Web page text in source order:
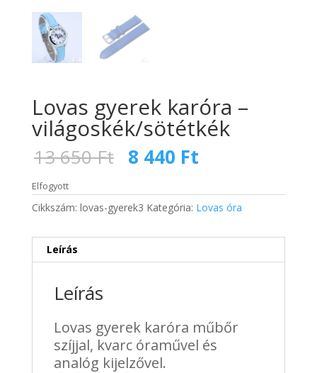
Lovas gyerek karóra –
világoskék/sötétkék
13 650Ft Original
price
was:
13
650 Ft.
8 440 Ft
is:
8
Elfogyott
Cikkszám: lovas-gyerek3 Kategória: Lovas óra
Leírás
Leírás
Lovas gyerek karóra műbőr
szíjjal, kvarc óraművel és
analóg kijelzővel.